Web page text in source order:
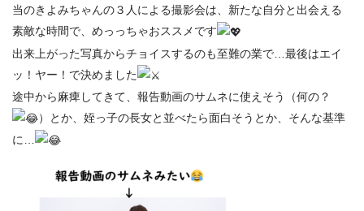
当のきよみちゃんの３人による撮影会は、新たな自分と出会える
素敵な時間で、めっっちゃおススメです
出来上がった写真からチョイスするのも至難の業で…最後はエイ
ッ！ヤー！で決めました
途中から麻痺してきて、報告動画のサムネに使えそう（何の？
）とか、姪っ子の長女と並べたら面白そうとか、そんな基準
に…